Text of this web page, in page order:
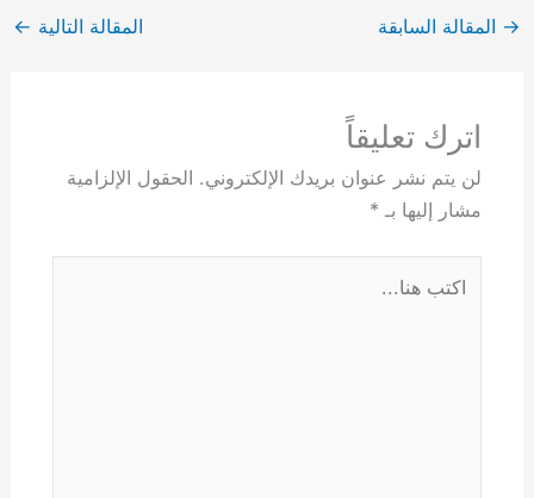
→ المقالة السابقة المقالة التالية ←
اترك تعليقاً
لن يتم نشر عنوان بريدك الإلكتروني. الحقول الإلزامية
مشار إليها بـ *
هنا...